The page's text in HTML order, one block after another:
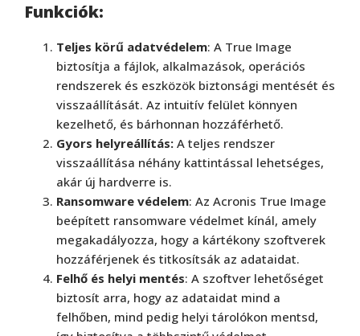
Funkciók:
Teljes körű adatvédelem: A True Image
biztosítja a fájlok, alkalmazások, operációs
rendszerek és eszközök biztonsági mentését és
visszaállítását. Az intuitív felület könnyen
kezelhető, és bárhonnan hozzáférhető.
Gyors helyreállítás: A teljes rendszer
visszaállítása néhány kattintással lehetséges,
akár új hardverre is.
Ransomware védelem: Az Acronis True Image
beépített ransomware védelmet kínál, amely
megakadályozza, hogy a kártékony szoftverek
hozzáférjenek és titkosítsák az adataidat.
Felhő és helyi mentés: A szoftver lehetőséget
biztosít arra, hogy az adataidat mind a
felhőben, mind pedig helyi tárolókon mentsd,